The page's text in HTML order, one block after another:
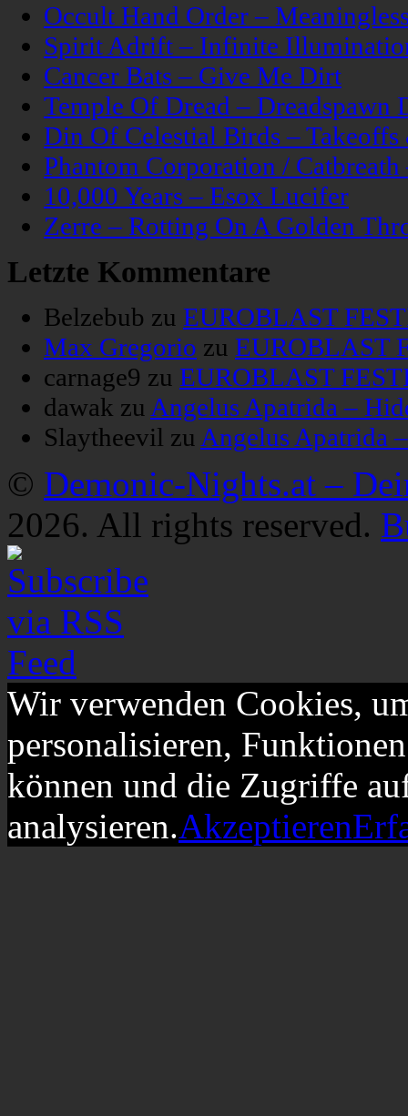
Occult Hand Order –
Spirit Adrift – Infinite
Cancer Bats – Give Me Dirt
Temple Of Dread – Dreadspawn
Din Of Celestial Birds –
Phantom Corporation /
10,000 Years – Esox Lucifer
Zerre – Rotting On A Golden
Letzte Kommentare
Belzebub zu EUROBLAST
Max Gregorio zu EUROBLAST
carnage9 zu EUROBLAST
dawak zu Angelus Apatrida –
Slaytheevil zu Angelus Apatrida
© Demonic-Nights.at –
2026. All rights reserved.
Wir verwenden Cookies,
personalisieren,
können und die Zugriffe
analysieren.Akzeptieren